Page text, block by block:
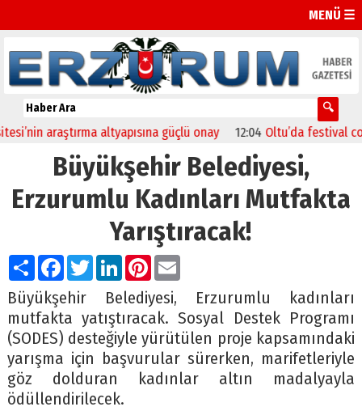
MENÜ ☰
araştırma altyapısına güçlü onay 12:04 Oltu’da festival
Büyükşehir Belediyesi,
Erzurumlu Kadınları Mutfakta
Yarıştıracak!
PaylaşFacebook
TwitterLinkedIn
Pinterest
Email
Büyükşehir Belediyesi, Erzurumlu kadınları
mutfakta yatıştıracak. Sosyal Destek Programı
(SODES) desteğiyle yürütülen proje kapsamındaki
yarışma için başvurular sürerken, marifetleriyle
göz dolduran kadınlar altın madalyayla
ödüllendirilecek.